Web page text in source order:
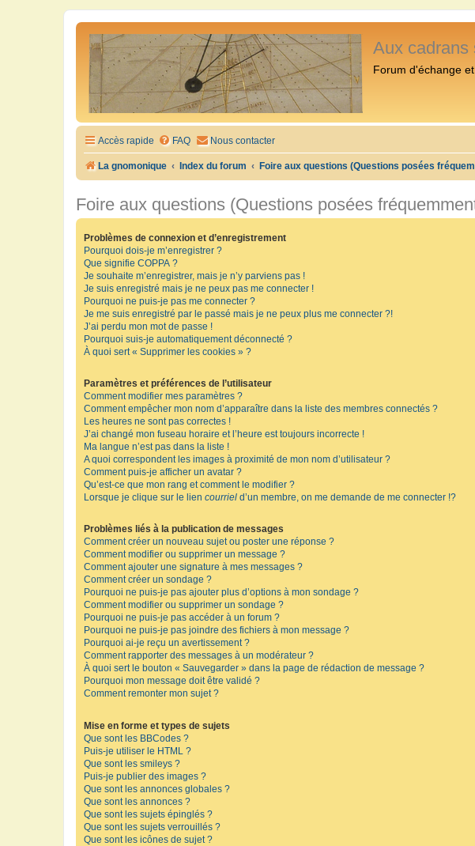
Aux cadrans
Forum d'échange
Accès rapide FAQ Nous contacter
La gnomonique Index du forum Foire aux questions (Questions posées
Foire aux questions (Questions posées
Problèmes de connexion et d’enregistrement
Pourquoi dois-je m’enregistrer ?
Que signifie COPPA ?
Je souhaite m’enregistrer, mais je n’y parviens pas !
Je suis enregistré mais je ne peux pas me connecter !
Pourquoi ne puis-je pas me connecter ?
Je me suis enregistré par le passé mais je ne peux plus me connecter ?!
J’ai perdu mon mot de passe !
Pourquoi suis-je automatiquement déconnecté ?
À quoi sert « Supprimer les cookies » ?
Paramètres et préférences de l’utilisateur
Comment modifier mes paramètres ?
Comment empêcher mon nom d’apparaître dans la liste des membres connectés ?
Les heures ne sont pas correctes !
J’ai changé mon fuseau horaire et l’heure est toujours incorrecte !
Ma langue n’est pas dans la liste !
A quoi correspondent les images à proximité de mon nom d’utilisateur ?
Comment puis-je afficher un avatar ?
Qu’est-ce que mon rang et comment le modifier ?
Lorsque je clique sur le lien courriel d’un membre, on me demande de me connecter !?
Problèmes liés à la publication de messages
Comment créer un nouveau sujet ou poster une réponse ?
Comment modifier ou supprimer un message ?
Comment ajouter une signature à mes messages ?
Comment créer un sondage ?
Pourquoi ne puis-je pas ajouter plus d’options à mon sondage ?
Comment modifier ou supprimer un sondage ?
Pourquoi ne puis-je pas accéder à un forum ?
Pourquoi ne puis-je pas joindre des fichiers à mon message ?
Pourquoi ai-je reçu un avertissement ?
Comment rapporter des messages à un modérateur ?
À quoi sert le bouton « Sauvegarder » dans la page de rédaction de message ?
Pourquoi mon message doit être validé ?
Comment remonter mon sujet ?
Mise en forme et types de sujets
Que sont les BBCodes ?
Puis-je utiliser le HTML ?
Que sont les smileys ?
Puis-je publier des images ?
Que sont les annonces globales ?
Que sont les annonces ?
Que sont les sujets épinglés ?
Que sont les sujets verrouillés ?
Que sont les icônes de sujet ?